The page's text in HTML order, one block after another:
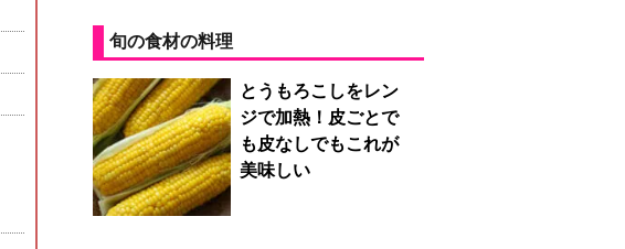
旬の食材の料理
とうもろこしをレン
ジで加熱！皮ごとで
も皮なしでもこれが
美味しい